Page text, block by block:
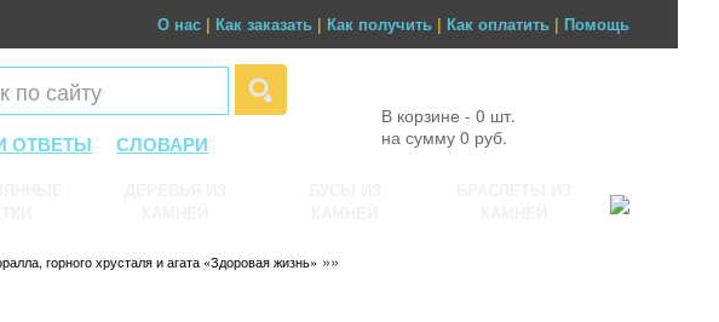
О нас| Как заказать| Как получить| Как оплатить| Помощь
ОТВЕТЫ СЛОВАРИ
В корзине - 0 шт.
на сумму 0 руб.
горного хрусталя и агата «Здоровая жизнь» »»